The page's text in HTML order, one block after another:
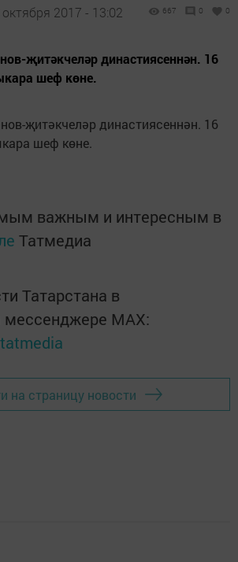
2017 - 13:02 667 0 0
җитәкчеләр династиясеннән. 16
шеф көне.
җитәкчеләр династиясеннән. 16
шеф көне.
важным и интересным в
Татмедиа
Татарстана в
мессенджере MАХ:
на страницу новости